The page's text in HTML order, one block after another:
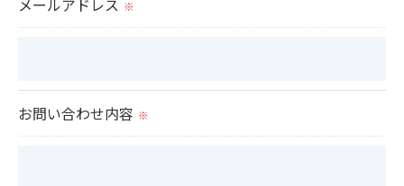
のサービスをご提供できない場合がございますので
予めご了承ください。
＜個人情報の開示･訂正・削除･利用停止の手続につ
いて＞
当社では、お客様の個人情報の開示･訂正･削除・利
メールアドレス ※
お問い合わせ内容 ※